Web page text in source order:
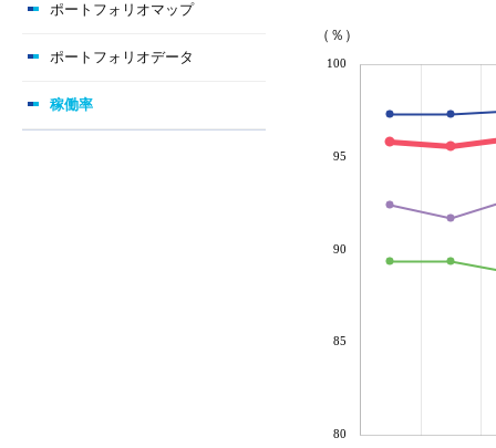
（％）
80
85
90
95
100
ポートフォリオマップ
ポートフォリオデータ
稼働率